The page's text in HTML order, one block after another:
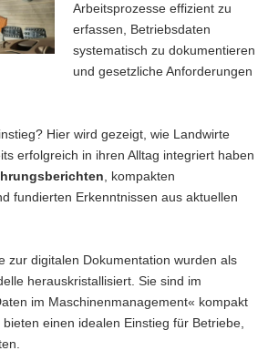
Arbeitsprozesse effizient zu
erfassen, Betriebsdaten
systematisch zu dokumentieren
und gesetzliche Anforderungen
Hier wird gezeigt, wie Landwirte
erfolgreich in ihren Alltag integriert haben
, kompakten
fundierten Erkenntnissen aus aktuellen
zur digitalen Dokumentation wurden als
herauskristallisiert. Sie sind im
im Maschinenmanagement« kompakt
einen idealen Einstieg für Betriebe,